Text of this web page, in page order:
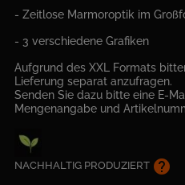
- Zeitlose Marmoroptik im
- 3 verschiedene Grafiken
Aufgrund des XXL Formats
Lieferung separat anzufragen.
Senden Sie dazu bitte eine E-
Mengenangabe und
NACHHALTIG PRODUZIERT help